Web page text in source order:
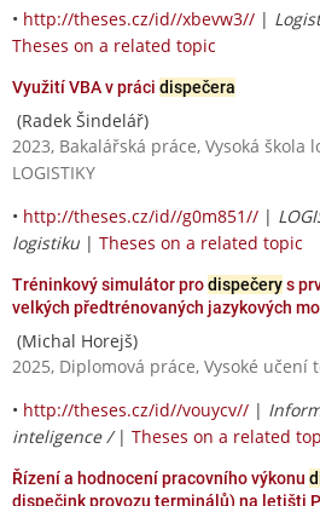
• http://theses.cz/id//xbevw3// |
Theses on a related topic
Využití VBA v práci dispečera
(Radek Šindelář)
2023, Bakalářská práce, Vysoká škola
LOGISTIKY
• http://theses.cz/id//g0m851// |
logistiku | Theses on a related topic
Tréninkový simulátor prodispečerys
velkých předtrénovaných jazykových
(Michal Horejš)
2025, Diplomová práce, Vysoké učení
• http://theses.cz/id//vouycv// |
inteligence / | Theses on a related
Řízení a hodnocení pracovního výkonu
dispečink provozu terminálů) na letišti